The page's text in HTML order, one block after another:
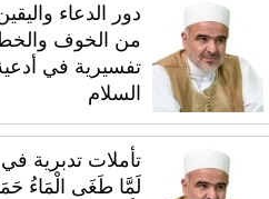
دور الدعاء
من الخوف
تفسيرية في
السلام
تأملات تدبرية في
لَمَّا طَغَى الْمَاءُ